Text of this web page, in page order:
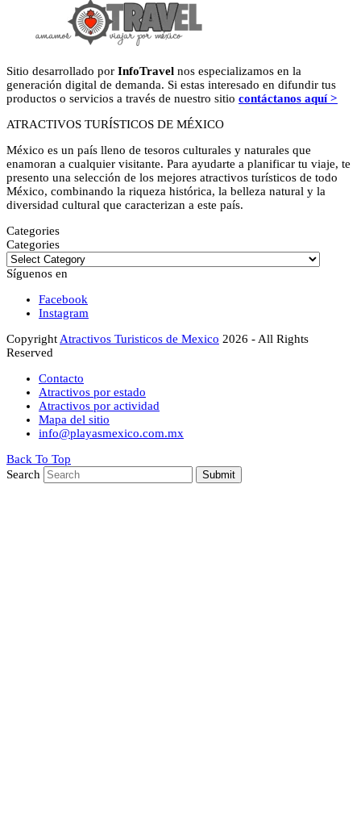
Sitio desarrollado por InfoTravel nos especializamos en la
generación digital de demanda. Si estas interesado en difundir tus
productos o servicios a través de nuestro sitio contáctanos aquí >
ATRACTIVOS TURÍSTICOS DE MÉXICO
México es un país lleno de tesoros culturales y naturales que
enamoran a cualquier visitante. Para ayudarte a planificar tu viaje, te
presento una selección de los mejores atractivos turísticos de todo
México, combinando la riqueza histórica, la belleza natural y la
diversidad cultural que caracterizan a este país.
Categories
Categories
Síguenos en
Facebook
Instagram
CopyrightAtractivos Turisticos de Mexico 2026 - All Rights
Reserved
Contacto
Atractivos por estado
Atractivos por actividad
Mapa del sitio
info@playasmexico.com.mx
Back To Top
Search
Submit